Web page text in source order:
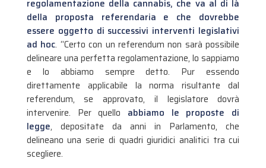
regolamentazione della cannabis, che va al di là
della proposta referendaria e che dovrebbe
essere oggetto di successivi interventi legislativi
ad hoc. “Certo con un referendum non sarà possibile
delineare una perfetta regolamentazione, lo sappiamo
e lo abbiamo sempre detto. Pur essendo
direttamente applicabile la norma risultante dal
referendum, se approvato, il legislatore dovrà
intervenire. Per quello abbiamo le proposte di
legge, depositate da anni in Parlamento, che
delineano una serie di quadri giuridici analitici tra cui
scegliere.